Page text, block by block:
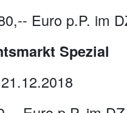
Euro p.P. im
Spezial